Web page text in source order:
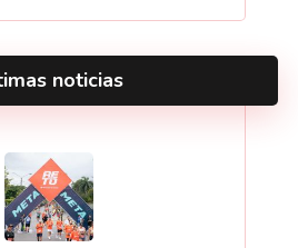
noticias